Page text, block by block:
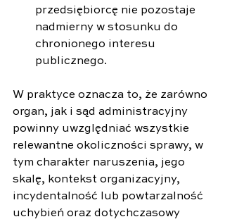
przedsiębiorcę nie pozostaje
nadmierny w stosunku do
chronionego interesu
publicznego.
W praktyce oznacza to, że zarówno
organ, jak i sąd administracyjny
powinny uwzględniać wszystkie
relewantne okoliczności sprawy, w
tym charakter naruszenia, jego
skalę, kontekst organizacyjny,
incydentalność lub powtarzalność
uchybień oraz dotychczasowy